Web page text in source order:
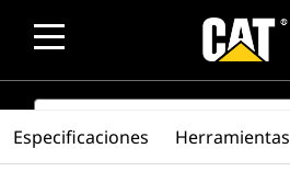
SEARCH
Especificaciones Herramientas